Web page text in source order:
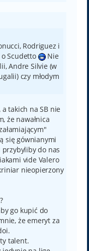
Rodriguez i
Scudetto
Nie
Andre Silvie (w
czy młodym
takich na SB nie
że nawałnica
się gównianymi
przybyliby do nas
vide Valero
nieopierzony
go kupić do
że emeryt za
talent.